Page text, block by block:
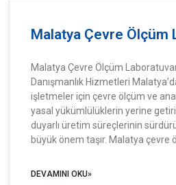
Malatya Çevre Ölçüm
Malatya Çevre Ölçüm
Danışmanlık Hizmetleri
işletmeler için çevre ölçüm ve
yasal yükümlülüklerin yerine
duyarlı üretim süreçlerinin
büyük önem taşır. Malatya çevre
DEVAMINI OKU»